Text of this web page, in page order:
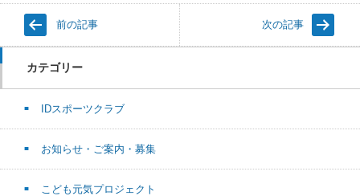
前の記事 次の記事
カテゴリー
IDスポーツクラブ
お知らせ・ご案内・募集
こども元気プロジェクト